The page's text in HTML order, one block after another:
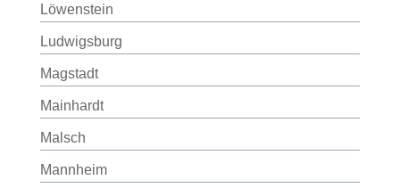
Löwenstein
Ludwigsburg
Magstadt
Mainhardt
Malsch
Mannheim